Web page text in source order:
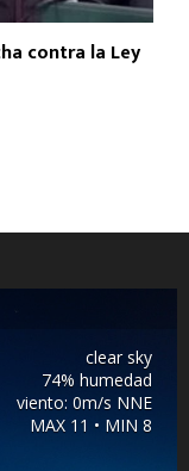
contra la Ley
clear sky
74% humedad
viento: 0m/s NNE
MAX 11 • MIN 8